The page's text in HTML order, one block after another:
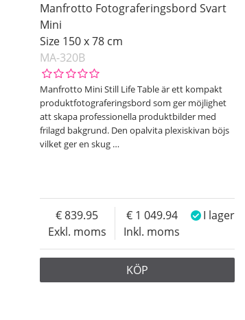
Manfrotto Fotograferingsbord Svart
Mini
Size 150 x 78 cm
MA-320B
Manfrotto Mini Still Life Table är ett kompakt
produktfotograferingsbord som ger möjlighet
att skapa professionella produktbilder med
frilagd bakgrund. Den opalvita plexiskivan böjs
vilket ger en skug …
Exkl. moms
839.95
Inkl. moms
1 049.94 I lager
KÖP